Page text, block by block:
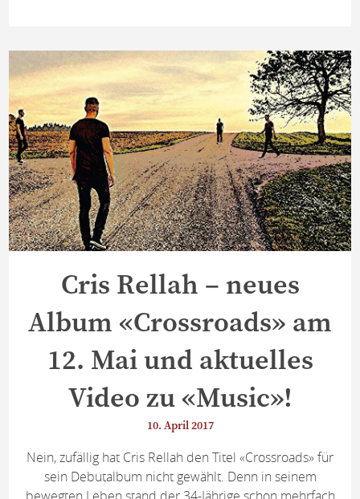
Cris Rellah – neues
Album «Crossroads» am
12. Mai und aktuelles
Video zu «Music»!
10. April 2017
Nein, zufällig hat Cris Rellah den Titel «Crossroads» für
sein Debutalbum nicht gewählt. Denn in seinem